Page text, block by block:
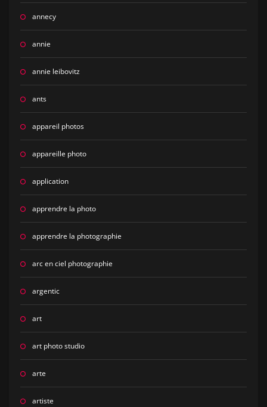
annecy
annie
annie leibovitz
ants
appareil photos
appareille photo
application
apprendre la photo
apprendre la photographie
arc en ciel photographie
argentic
art
art photo studio
arte
artiste